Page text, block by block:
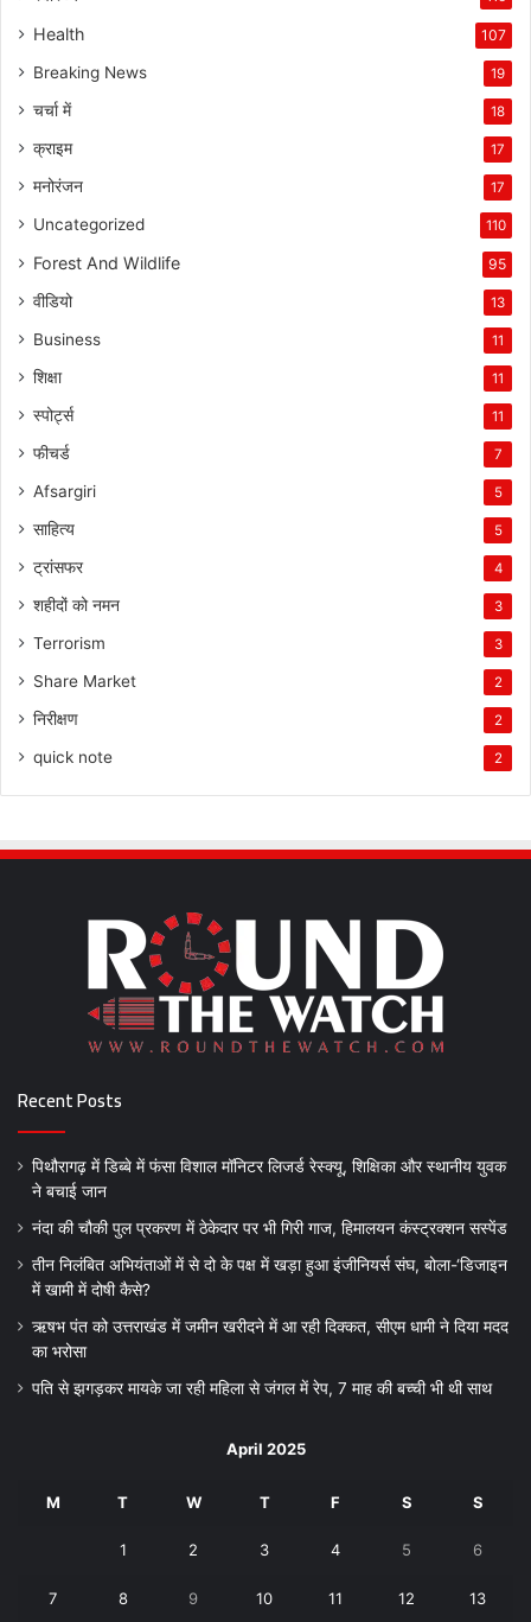
Health 107
Breaking News 19
चर्चा में 18
क्राइम 17
मनोरंजन 17
Uncategorized 110
Forest And Wildlife 95
वीडियो 13
Business 11
शिक्षा 11
स्पोर्ट्स 11
फीचर्ड 7
Afsargiri 5
साहित्य 5
ट्रांसफर 4
शहीदों को नमन 3
Terrorism 3
Share Market 2
निरीक्षण 2
quick note 2
Recent Posts
पिथौरागढ़ में डिब्बे में फंसा विशाल मॉनिटर लिजर्ड रेस्क्यू, शिक्षिका और स्थानीय युवक
ने बचाई जान
नंदा की चौकी पुल प्रकरण में ठेकेदार पर भी गिरी गाज, हिमालयन कंस्ट्रक्शन सस्पेंड
तीन निलंबित अभियंताओं में से दो के पक्ष में खड़ा हुआ इंजीनियर्स संघ, बोला-‘डिजाइन
में खामी में दोषी कैसे?
ऋषभ पंत को उत्तराखंड में जमीन खरीदने में आ रही दिक्कत, सीएम धामी ने दिया मदद
का भरोसा
पति से झगड़कर मायके जा रही महिला से जंगल में रेप, 7 माह की बच्ची भी थी साथ
April 2025
M T W T F S S
1 2 3 4 5 6
7 8 9 10 11 12 13